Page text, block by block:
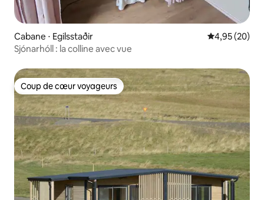
Cabane ⋅ Egilsstaðir Évaluation
4,95 (20)
Sjónarhóll : la colline avec vue
Coup de cœur voyageurs
Coup de cœur voyageurs